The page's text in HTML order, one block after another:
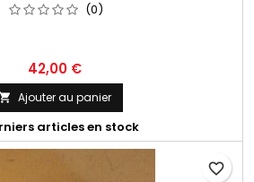
(0)
42,00 €
Ajouter au panier
articles en stock
favorite_border